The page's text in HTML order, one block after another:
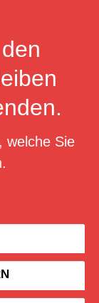
welche Sie